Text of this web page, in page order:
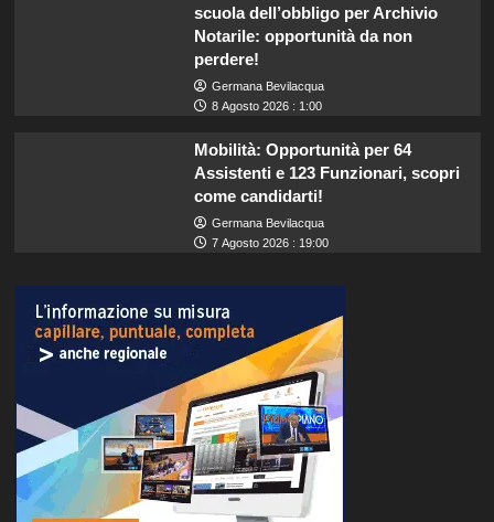
scuola dell’obbligo per Archivio
Notarile: opportunità da non
perdere!
Germana Bevilacqua
8 Agosto 2026 : 1:00
Mobilità: Opportunità per 64
Assistenti e 123 Funzionari, scopri
come candidarti!
Germana Bevilacqua
7 Agosto 2026 : 19:00